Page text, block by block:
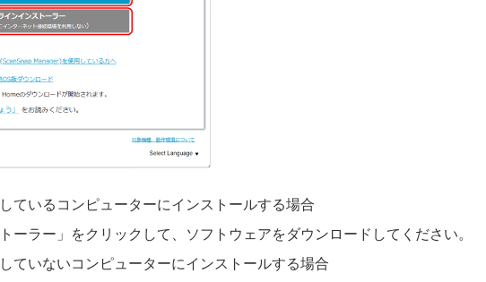
ているコンピューターにインストールする場合
ーラー」をクリックして、ソフトウェアをダウンロードしてください。
ていないコンピューターにインストールする場合